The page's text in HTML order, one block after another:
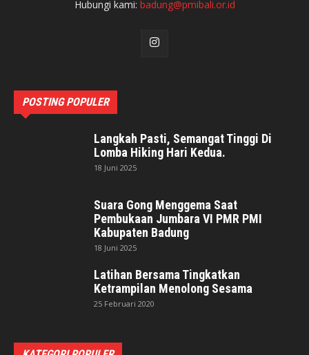
Hubungi kami: badung@pmibali.or.id
POSTING POPULER
Langkah Pasti, Semangat Tinggi Di
Lomba Hiking Hari Kedua.
18 Juni 2025
Suara Gong Menggema Saat
Pembukaan Jumbara VI PMR PMI
Kabupaten Badung
18 Juni 2025
Latihan Bersama Tingkatkan
Ketrampilan Menolong Sesama
25 Februari 2020